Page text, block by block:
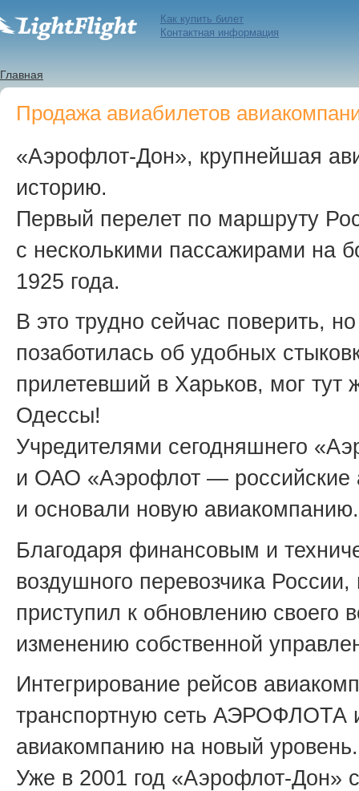
Как купить билет
Контактная информация
Главная
Продажа авиабилетов
«Аэрофлот-Дон», крупнейшая
историю.
Первый перелет по маршруту
с несколькими пассажирами на
1925 года.
В это трудно сейчас поверить,
позаботилась об удобных
прилетевший в Харьков, мог тут
Одессы!
Учредителями сегодняшнего
и ОАО «Аэрофлот — российские
и основали новую авиакомпанию.
Благодаря финансовым и
воздушного перевозчика
приступил к обновлению своего
изменению собственной
Интегрирование рейсов
транспортную сеть АЭРОФЛОТА
авиакомпанию на новый уровень.
Уже в 2001 год «Аэрофлот-Дон»